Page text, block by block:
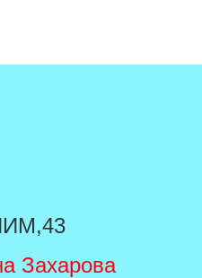
Захарова